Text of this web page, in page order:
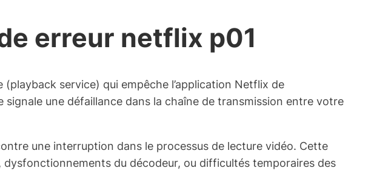
erreur netflix p01
service) qui empêche l’application Netflix de
une défaillance dans la chaîne de transmission entre votre
une interruption dans le processus de lecture vidéo. Cette
du décodeur, ou difficultés temporaires des